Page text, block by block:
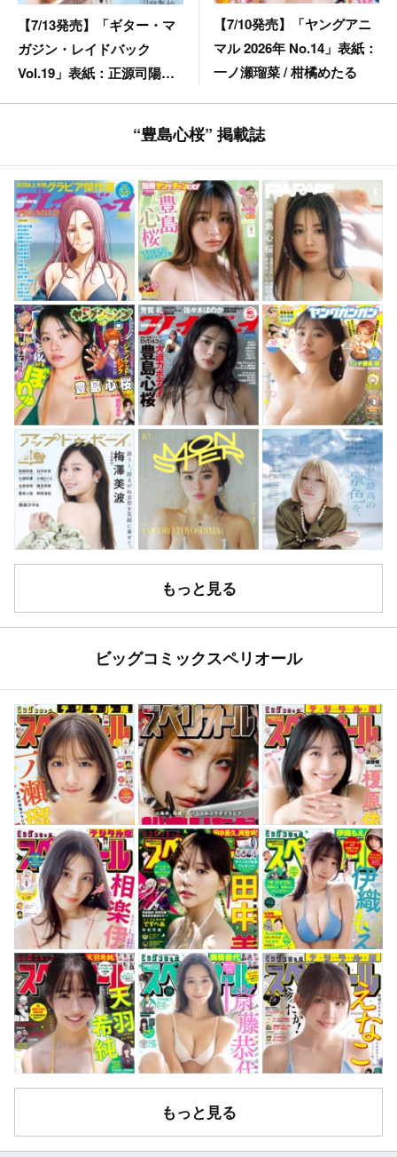
【7/13発売】「ギター・マ
ガジン・レイドバック
Vol.19」表紙：正源司陽子
【7/10発売】「ヤングアニ
マル 2026年 No.14」表紙：
一ノ瀬瑠菜 / 柑橘めたる
“豊島心桜” 掲載誌
もっと見る
ビッグコミックスペリオール
もっと見る